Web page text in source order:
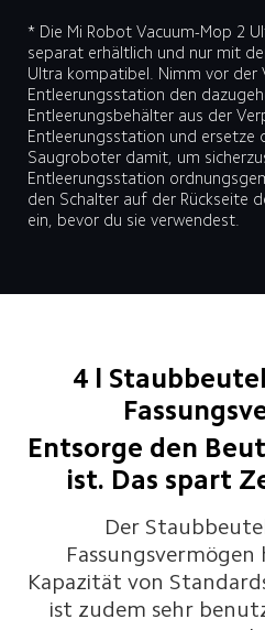
* Die Mi Robot Vacuum-Mop 2
separat erhältlich und nur mit
Ultra kompatibel. Nimm vor der
Entleerungsstation den
Entleerungsbehälter aus der
Entleerungsstation und ersetze
Saugroboter damit, um
Entleerungsstation
den Schalter auf der Rückseite
ein, bevor du sie verwendest.
4 l
Entsorge den
ist. Das spart
Der
Kapazität von
ist zudem sehr